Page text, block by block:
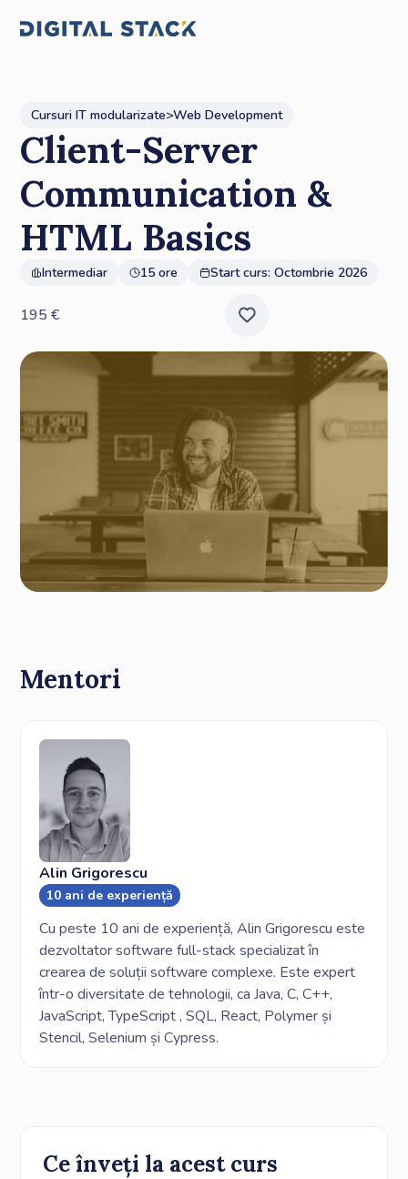
Cursuri IT modularizate>Web Development
Client-Server
Communication &
HTML Basics
Intermediar 15 ore Start curs: Octombrie 2026
195 €
Mentori
Alin Grigorescu
10 ani de experiență
Cu peste 10 ani de experiență, Alin Grigorescu este
dezvoltator software full-stack specializat în
crearea de soluții software complexe. Este expert
într-o diversitate de tehnologii, ca Java, C, C++,
JavaScript, TypeScript , SQL, React, Polymer și
Stencil, Selenium și Cypress.
Ce înveți la acest curs